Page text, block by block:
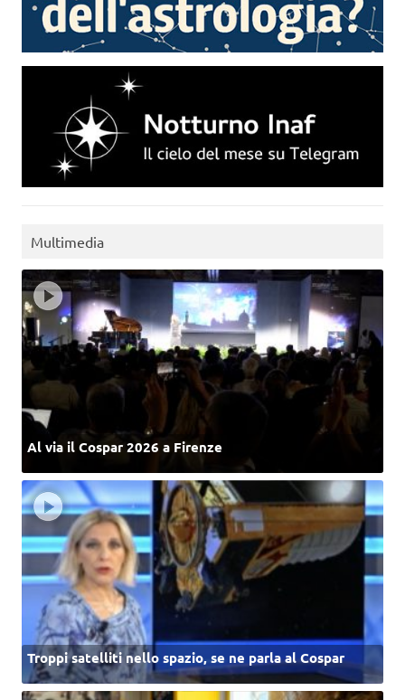
Multimedia
Al via il Cospar 2026 a Firenze
Troppi satelliti nello spazio, se ne parla al Cospar